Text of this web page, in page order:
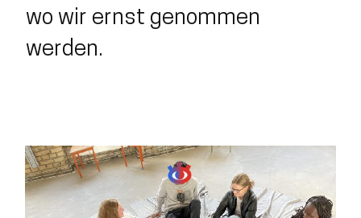
wo wir ernst genommen
werden.